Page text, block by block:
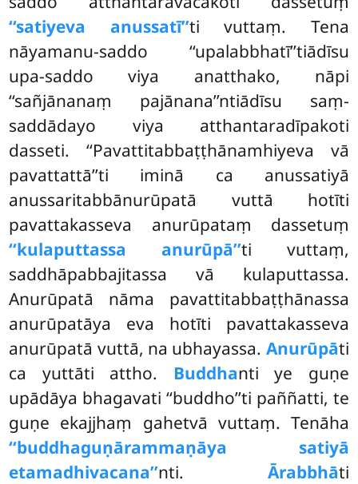
‘‘satiyeva anussatī’’ti vuttaṃ. Tena
nāyamanu-saddo ‘‘upalabbhatī’’tiādīsu
upa-saddo viya anatthako, nāpi
‘‘sañjānanaṃ pajānana’’ntiādīsu saṃ-
saddādayo viya atthantaradīpakoti
dasseti. ‘‘Pavattitabbaṭṭhānamhiyeva vā
pavattattā’’ti iminā ca anussatiyā
anussaritabbānurūpatā vuttā hotīti
pavattakasseva anurūpataṃ dassetuṃ
‘‘kulaputtassa anurūpā’’ti vuttaṃ,
saddhāpabbajitassa vā kulaputtassa.
Anurūpatā nāma pavattitabbaṭṭhānassa
anurūpatāya eva hotīti pavattakasseva
anurūpatā vuttā, na ubhayassa. Anurūpāti
ca yuttāti attho. Buddhanti ye guṇe
upādāya bhagavati ‘‘buddho’’ti paññatti, te
guṇe ekajjhaṃ gahetvā vuttaṃ. Tenāha
‘‘buddhaguṇārammaṇāya satiyā
etamadhivacana’’nti. Ārabbhāti